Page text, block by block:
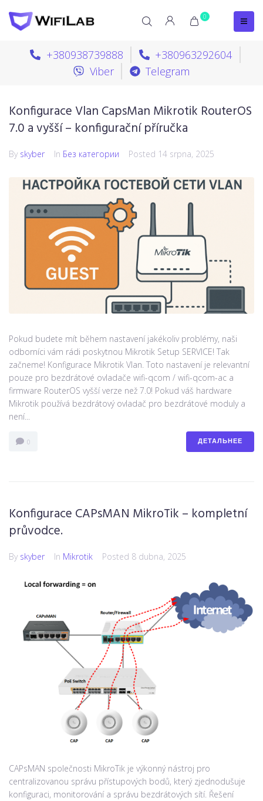
0
+380938739888
+380963292604
Viber
Telegram
Konfigurace Vlan CapsMan Mikrotik RouterOS
7.0 a vyšší – konfigurační příručka
By skyber In Без категории Posted 14 srpna, 2025
Pokud budete mít během nastavení jakékoliv problémy, naši
odborníci vám rádi poskytnou Mikrotik Setup SERVICE! Tak
začneme! Konfigurace Mikrotik Vlan. Toto nastavení je relevantní
pouze pro bezdrátové ovladače wifi-qcom / wifi-qcom-ac a
firmware RouterOS vyšší verze než 7.0! Pokud váš hardware
Mikrotik používá bezdrátový ovladač pro bezdrátové moduly a
není...
0 ДЕТАЛЬНЕЕ
Konfigurace CAPsMAN MikroTik – kompletní
průvodce.
By skyber In Mikrotik Posted 8 dubna, 2025
CAPsMAN společnosti MikroTik je výkonný nástroj pro
centralizovanou správu přístupových bodů, který zjednodušuje
konfiguraci, monitorování a správu bezdrátových sítí. Řešení